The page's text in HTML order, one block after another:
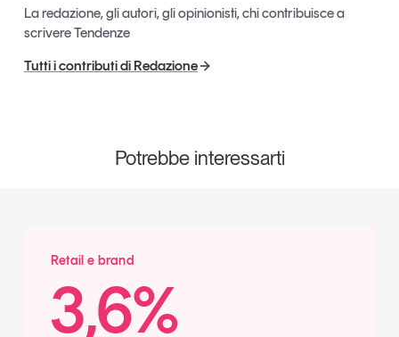
La redazione, gli autori, gli opinionisti, chi contribuisce a
scrivere Tendenze
Tutti i contributi di Redazione
Potrebbe interessarti
Retail e brand
3,6%